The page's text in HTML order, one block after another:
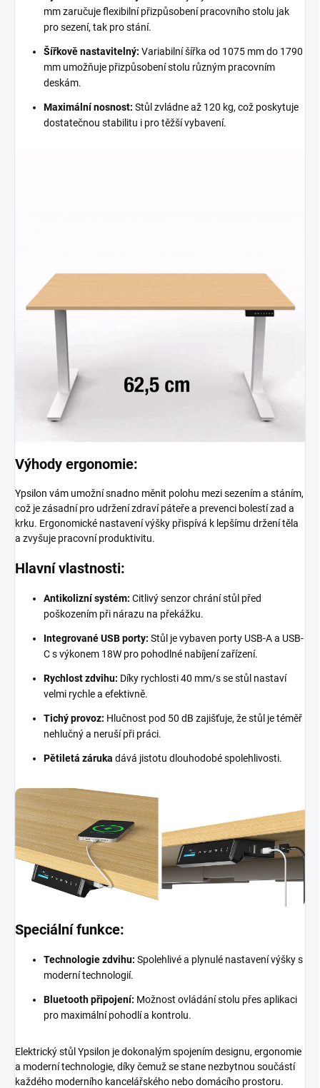
mm zaručuje flexibilní přizpůsobení pracovního stolu jak
pro sezení, tak pro stání.
Šířkově nastavitelný: Variabilní šířka od 1075 mm do 1790
mm umožňuje přizpůsobení stolu různým pracovním
deskám.
Maximální nosnost: Stůl zvládne až 120 kg, což poskytuje
dostatečnou stabilitu i pro těžší vybavení.
Výhody ergonomie:
Ypsilon vám umožní snadno měnit polohu mezi sezením a stáním,
což je zásadní pro udržení zdraví páteře a prevenci bolestí zad a
krku. Ergonomické nastavení výšky přispívá k lepšímu držení těla
a zvyšuje pracovní produktivitu.
Hlavní vlastnosti:
Antikolizní systém: Citlivý senzor chrání stůl před
poškozením při nárazu na překážku.
Integrované USB porty: Stůl je vybaven porty USB-A a USB-
C s výkonem 18W pro pohodlné nabíjení zařízení.
Rychlost zdvihu: Díky rychlosti 40 mm/s se stůl nastaví
velmi rychle a efektivně.
Tichý provoz: Hlučnost pod 50 dB zajišťuje, že stůl je téměř
nehlučný a neruší při práci.
Pětiletá záruka dává jistotu dlouhodobé spolehlivosti.
Speciální funkce:
Technologie zdvihu: Spolehlivé a plynulé nastavení výšky s
moderní technologií.
Bluetooth připojení: Možnost ovládání stolu přes aplikaci
pro maximální pohodlí a kontrolu.
Elektrický stůl Ypsilon je dokonalým spojením designu, ergonomie
a moderní technologie, díky čemuž se stane nezbytnou součástí
každého moderního kancelářského nebo domácího prostoru.